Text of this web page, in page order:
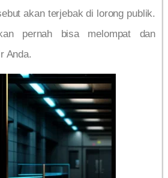
akan terjebak di lorong publik.
pernah bisa melompat dan
Anda.